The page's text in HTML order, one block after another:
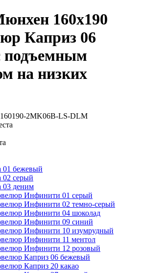
160х190
Каприз 06
подъемным
на низких
2MK06B-LS-DLM